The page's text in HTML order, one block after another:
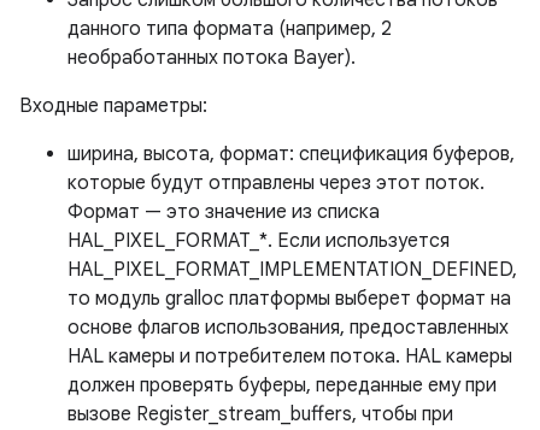
данного типа формата (например, 2
необработанных потока Bayer).
Входные параметры:
ширина, высота, формат: спецификация буферов,
которые будут отправлены через этот поток.
Формат — это значение из списка
HAL_PIXEL_FORMAT_*. Если используется
HAL_PIXEL_FORMAT_IMPLEMENTATION_DEFINED,
то модуль gralloc платформы выберет формат на
основе флагов использования, предоставленных
HAL камеры и потребителем потока. HAL камеры
должен проверять буферы, переданные ему при
вызове Register_stream_buffers, чтобы при